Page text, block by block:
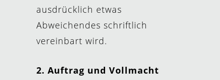
ausdrücklich etwas
Abweichendes schriftlich
vereinbart wird.
2. Auftrag und Vollmacht